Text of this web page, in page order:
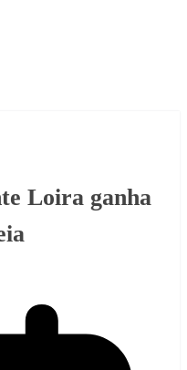
Loira ganha